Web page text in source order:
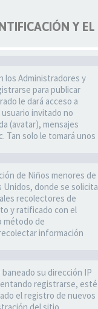
Y EL
los Administradores y
para publicar
le dará acceso a
invitado no
(avatar), mensajes
Tan solo le tomará unos
de Niños menores de
Unidos, donde se solicita
recolectores de
y ratificado con el
método de
información
su dirección IP
registrarse, esté
el registro de nuevos